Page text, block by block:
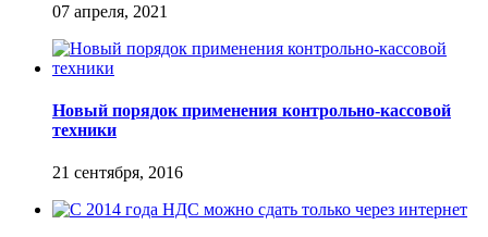
07 апреля, 2021
Новый порядок применения контрольно-кассовой
техники
21 сентября, 2016